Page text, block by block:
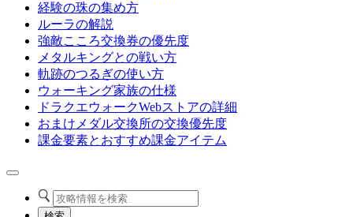
経験の珠の集め方
ルーラの解説
強敵こころ交換券の優先度
メタルキングとの戦い方
軌跡のつるぎの使い方
ウォーキング家族の仕様
ドラクエウォークWebストアの詳細
おまけメダル交換所の交換優先度
課金要素とおすすめ課金アイテム